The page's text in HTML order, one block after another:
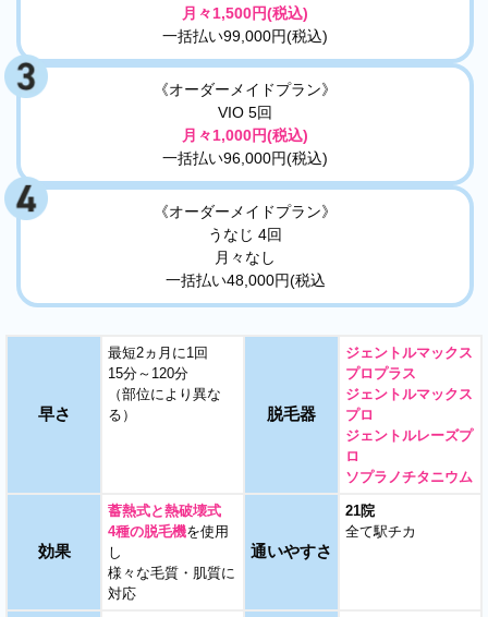
月々1,500円(税込)
一括払い99,000円(税込)
《オーダーメイドプラン》
VIO 5回
月々1,000円(税込)
一括払い96,000円(税込)
《オーダーメイドプラン》
うなじ 4回
月々なし
一括払い48,000円(税込
早さ
最短2ヵ月に1回
15分～120分
（部位により異な
る）
脱毛器
ジェントルマックス
プロプラス
ジェントルマックス
プロ
ジェントルレーズプ
ロ
ソプラノチタニウム
効果
蓄熱式と熱破壊式
4種の脱毛機を使用
し
様々な毛質・肌質に
対応
通いやすさ
21院
全て駅チカ